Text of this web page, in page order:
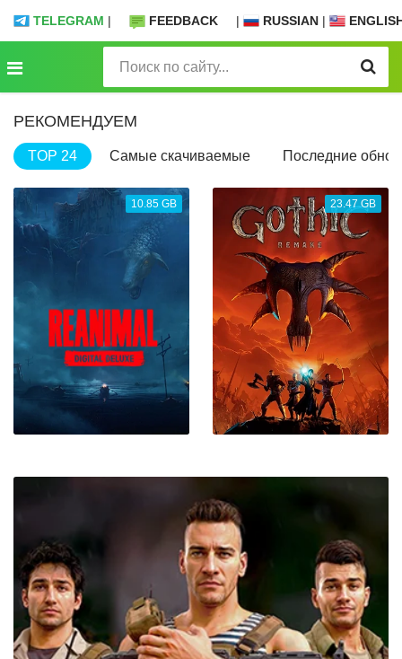
TELEGRAM | FEEDBACK | RUSSIAN |
РЕКОМЕНДУЕМ
TOP 24 Самые скачиваемые Последние
10.85 GB 23.47 GB